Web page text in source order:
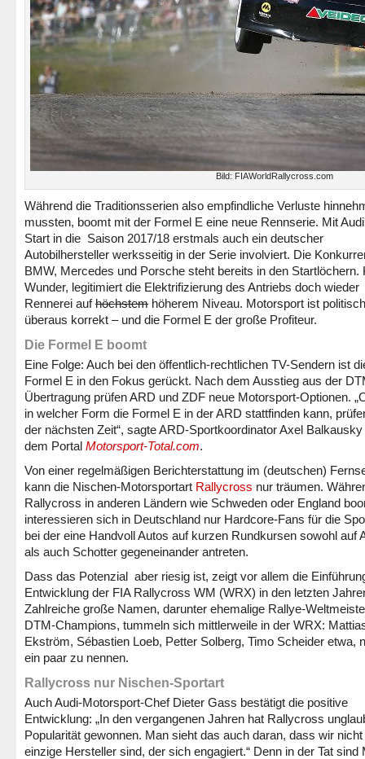
Bild: FIAWorldRallycross.com
Während die Traditionsserien also empfindliche Verluste
mussten, boomt mit der Formel E eine neue Rennserie. Mit
Start in die Saison 2017/18 erstmals auch ein deutscher
Autobilhersteller werksseitig in der Serie involviert. Die
BMW, Mercedes und Porsche steht bereits in den Startlöchern.
Wunder, legitimiert die Elektrifizierung des Antriebs doch wieder
Rennerei aufhöchstem höherem Niveau. Motorsport ist
überaus korrekt – und die Formel E der große Profiteur.
Die Formel E boomt
Eine Folge: Auch bei den öffentlich-rechtlichen TV-Sendern ist
Formel E in den Fokus gerückt. Nach dem Ausstieg aus der
Übertragung prüfen ARD und ZDF neue Motorsport-Optionen.
in welcher Form die Formel E in der ARD stattfinden kann,
der nächsten Zeit“, sagte ARD-Sportkoordinator Axel
dem Portal Motorsport-Total.com.
Von einer regelmäßigen Berichterstattung im (deutschen)
kann die Nischen-Motorsportart Rallycross nur träumen.
Rallycross in anderen Ländern wie Schweden oder England
interessieren sich in Deutschland nur Hardcore-Fans für die
bei der eine Handvoll Autos auf kurzen Rundkursen sowohl auf
als auch Schotter gegeneinander antreten.
Dass das Potenzial aber riesig ist, zeigt vor allem die
Entwicklung der FIA Rallycross WM (WRX) in den letzten
Zahlreiche große Namen, darunter ehemalige Rallye-
DTM-Champions, tummeln sich mittlerweile in der WRX:
Ekström, Sébastien Loeb, Petter Solberg, Timo Scheider etwa,
ein paar zu nennen.
Rallycross nur Nischen-Sportart
Auch Audi-Motorsport-Chef Dieter Gass bestätigt die positive
Entwicklung: „In den vergangenen Jahren hat Rallycross
Popularität gewonnen. Man sieht das auch daran, dass wir nicht
einzige Hersteller sind, der sich engagiert.“ Denn in der Tat sind